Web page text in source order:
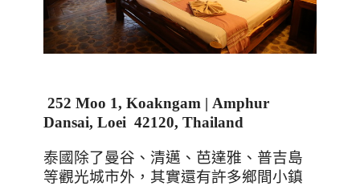
252 Moo 1, Koakngam | Amphur
Dansai, Loei 42120, Thailand
泰國除了曼谷、清邁、芭達雅、普吉島
等觀光城市外，其實還有許多鄉間小鎮